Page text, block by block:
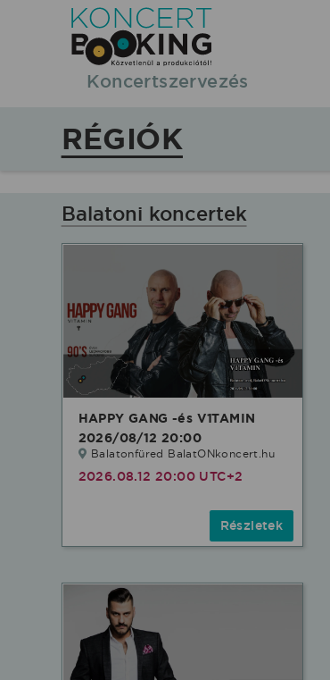
Koncertbooking
Koncertszervezés
Koncertek
megyében
Koncertszervezés
RÉGIÓK
Balatoni koncertek
HAPPY GANG -és V1TAMIN
2026/08/12 20:00
Balatonfüred BalatONkoncert.hu
2026.08.12 20:00 UTC+2
Részletek